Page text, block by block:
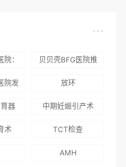
：
持”
贝贝壳BFG医院推
院发
放环
器 中期妊娠引产术
术 TCT检查
AMH